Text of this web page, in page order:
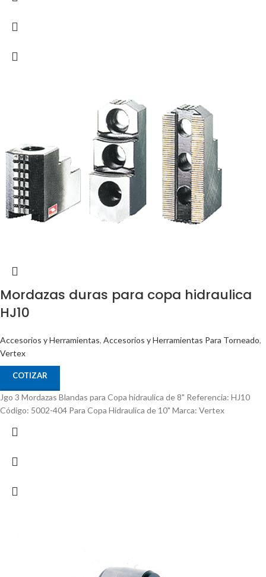
Mordazas duras para copa hidraulica
HJ10
Accesorios y Herramientas, Accesorios y Herramientas Para Torneado,
Vertex
COTIZAR
Jgo 3 Mordazas Blandas para Copa hidraulica de 8" Referencia: HJ10
Código: 5002-404 Para Copa Hidraulica de 10" Marca: Vertex